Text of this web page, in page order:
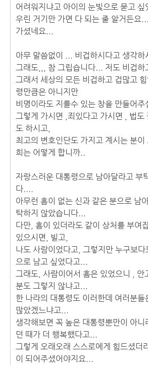
어려워지냐고 아이의 눈빛으로 묻고 싶
우린 거기만 가면 다 되는 줄 알거든요
가셨네요...
아무 말씀없이 ... 비겁하시다고 생각하
그래도,,, 참 그립습니다... 저도 비겁하
그래서 세상의 모든 비겁하고 겁많고
령만큼은 아니지만
비명이라도 지를수 있는 창을 만들어
그렇게 가시면 ,죄있다고 가시면 , 법도
도 하시고,
최고의 변호인단도 가지고 계시는 분이
희는 어떻게 합니까..
자랑스러운 대통령으로 남아달라고 부
다....
아무런 흠이 없는 신과 같은 분으로 남
탁하지 않았습니다...
다만, 흠이 있더라도 같이 상처를 부여
있으시면, 빌고,
나도 사람이었다고, 그렇지만 누구보다
으로 남고 싶었다고...
그래도, 사람이어서 흠은 있었으니 , 안
분도 그렇지 않냐고...
한 나라의 대통령도 이러한데 여러분들
많았겠느냐고...
생각해보면 꼭 높은 대통령뿐만이 아니
던 때가 더 행복했다고...
그렇게 오래오래 스스로에게 힘드셨더
이 되어주셨어야지요...